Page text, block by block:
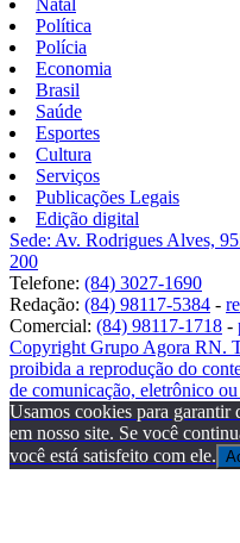
Natal
Política
Polícia
Economia
Brasil
Saúde
Esportes
Cultura
Serviços
Publicações Legais
Edição digital
Sede: Av. Rodrigues Alves,
200
Telefone: (84) 3027-1690
Redação: (84) 98117-5384 -
Comercial: (84) 98117-1718 -
Copyright Grupo Agora RN.
proibida a reprodução do
de comunicação, eletrônico
Usamos cookies para garantir
em nosso site. Se você
você está satisfeito com ele.